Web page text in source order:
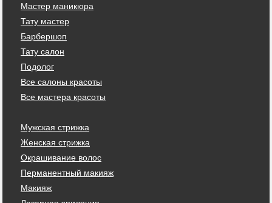
Мастер маникюра
Тату мастер
Барбершоп
Тату салон
Подолог
Все салоны красоты
Все мастера красоты
Мужская стрижка
Женская стрижка
Окрашивание волос
Перманентный макияж
Макияж